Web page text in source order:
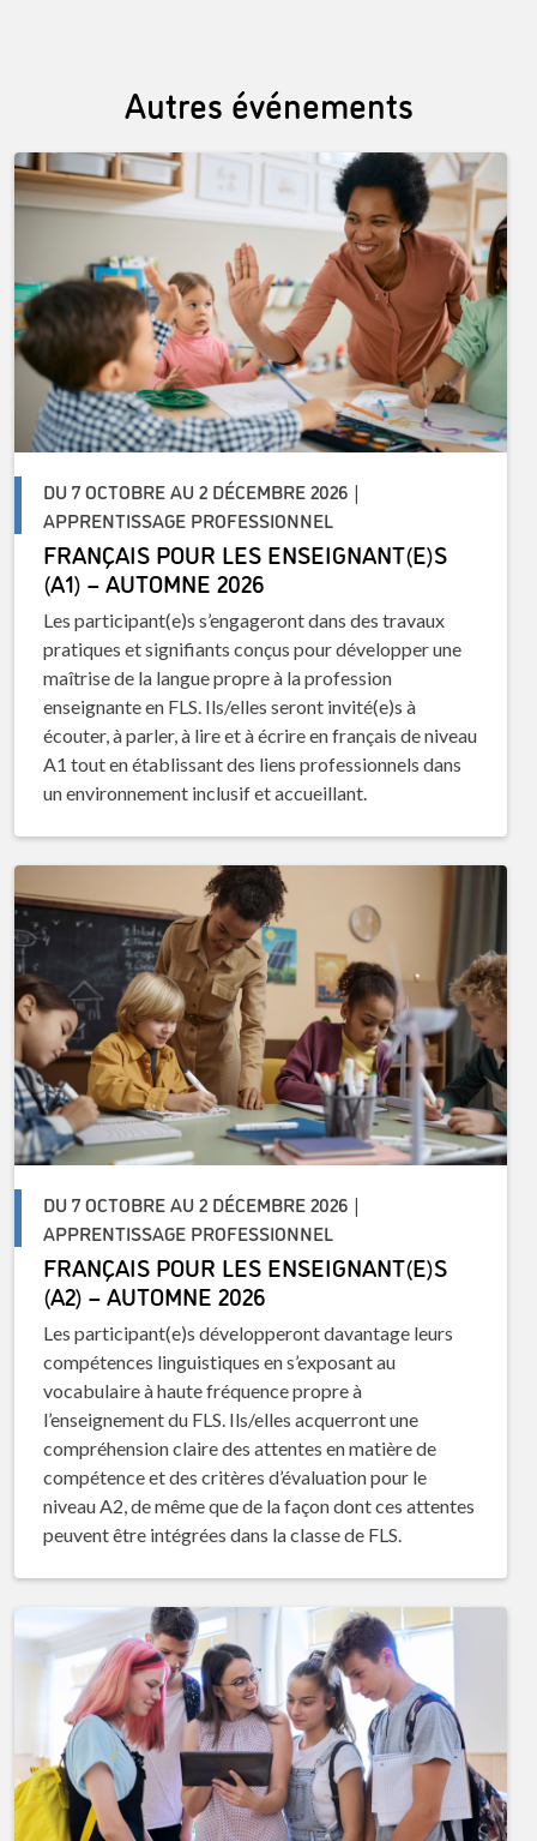
Autres événements
DU 7 OCTOBRE AU 2 DÉCEMBRE 2026 |
APPRENTISSAGE PROFESSIONNEL
FRANÇAIS POUR LES ENSEIGNANT(E)S
(A1) – AUTOMNE 2026
Les participant(e)s s’engageront dans des travaux
pratiques et signifiants conçus pour développer une
maîtrise de la langue propre à la profession
enseignante en FLS. Ils/elles seront invité(e)s à
écouter, à parler, à lire et à écrire en français de niveau
A1 tout en établissant des liens professionnels dans
un environnement inclusif et accueillant.
DU 7 OCTOBRE AU 2 DÉCEMBRE 2026 |
APPRENTISSAGE PROFESSIONNEL
FRANÇAIS POUR LES ENSEIGNANT(E)S
(A2) – AUTOMNE 2026
Les participant(e)s développeront davantage leurs
compétences linguistiques en s’exposant au
vocabulaire à haute fréquence propre à
l’enseignement du FLS. Ils/elles acquerront une
compréhension claire des attentes en matière de
compétence et des critères d’évaluation pour le
niveau A2, de même que de la façon dont ces attentes
peuvent être intégrées dans la classe de FLS.